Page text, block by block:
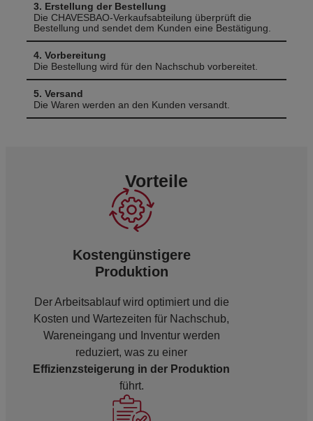
3. Erstellung der Bestellung
Die CHAVESBAO-Verkaufsabteilung überprüft die
Bestellung und sendet dem Kunden eine Bestätigung.
4. Vorbereitung
Die Bestellung wird für den Nachschub vorbereitet.
5. Versand
Die Waren werden an den Kunden versandt.
Vorteile
Kostengünstigere
Produktion
Der Arbeitsablauf wird optimiert und die
Kosten und Wartezeiten für Nachschub,
Wareneingang und Inventur werden
reduziert, was zu einer
Effizienzsteigerung in der Produktion
führt.